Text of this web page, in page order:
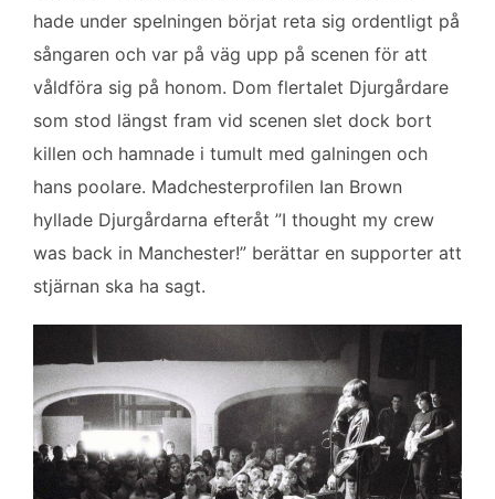
hade under spelningen börjat reta sig ordentligt på
sångaren och var på väg upp på scenen för att
våldföra sig på honom. Dom flertalet Djurgårdare
som stod längst fram vid scenen slet dock bort
killen och hamnade i tumult med galningen och
hans poolare. Madchesterprofilen Ian Brown
hyllade Djurgårdarna efteråt ”I thought my crew
was back in Manchester!” berättar en supporter att
stjärnan ska ha sagt.